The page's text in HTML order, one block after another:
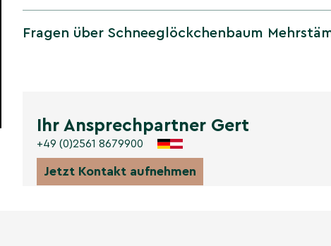
Fragen über Schneeglöckchenbaum
Ihr Ansprechpartner Gert
+49 (0)2561 8679900
Jetzt Kontakt aufnehmen